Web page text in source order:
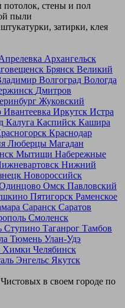
потолок, стены и пол
пыли
затирки, клея
Архангельск
Брянск Великий
Волгоград Вологда
Дмитров
Жуковский
Ивантеевка Иркутск Истра
Калуга Каспийск Кашира
Краснодар
Люберцы Магадан
Мытищи Набережные
Нижний
Новороссийск
Омск Павловский
Пятигорск Раменское
Саранск Саратов
Смоленск
Ступино Таганрог Тамбов
Тюмень Улан-Удэ
Химки Челябинск
Энгельс Якутск
в своем городе по